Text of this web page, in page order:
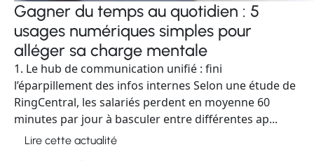
Gagner du temps au quotidien : 5
usages numériques simples pour
alléger sa charge mentale
1. Le hub de communication unifié : fini
l’éparpillement des infos internes Selon une étude de
RingCentral, les salariés perdent en moyenne 60
minutes par jour à basculer entre différentes ap...
Lire cette actualité